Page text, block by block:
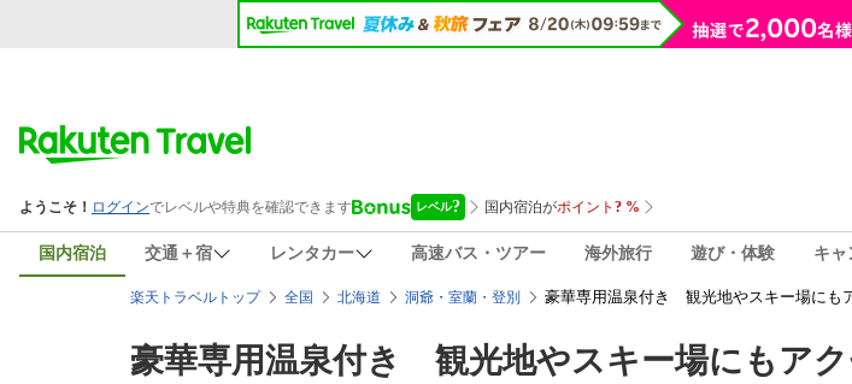
国内宿泊 交通＋宿 レンタカー 高速バス・ツアー 海外旅行 遊び・体験 キャ
楽天トラベルトップ 全国 北海道 洞爺・室蘭・登別 豪華専用温泉付き 観光地やスキー場に
豪華専用温泉付き 観光地やスキー場にもア